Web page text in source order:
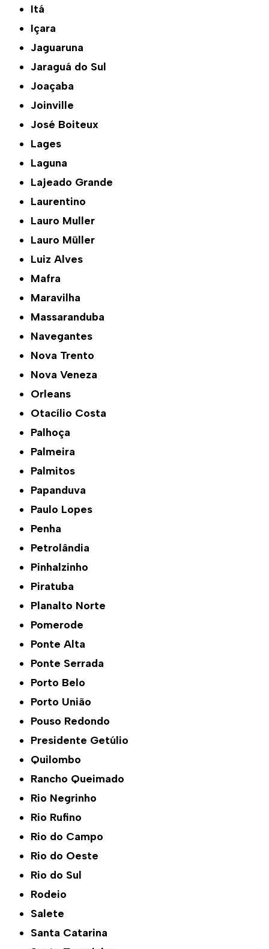
Itá
Içara
Jaguaruna
Jaraguá do Sul
Joaçaba
Joinville
José Boiteux
Lages
Laguna
Lajeado Grande
Laurentino
Lauro Muller
Lauro Müller
Luiz Alves
Mafra
Maravilha
Massaranduba
Navegantes
Nova Trento
Nova Veneza
Orleans
Otacílio Costa
Palhoça
Palmeira
Palmitos
Papanduva
Paulo Lopes
Penha
Petrolândia
Pinhalzinho
Piratuba
Planalto Norte
Pomerode
Ponte Alta
Ponte Serrada
Porto Belo
Porto União
Pouso Redondo
Presidente Getúlio
Quilombo
Rancho Queimado
Rio Negrinho
Rio Rufino
Rio do Campo
Rio do Oeste
Rio do Sul
Rodeio
Salete
Santa Catarina